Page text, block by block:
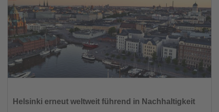
die
Nachrichten
Helsinki erneut weltweit führend in Nachhaltigkeit